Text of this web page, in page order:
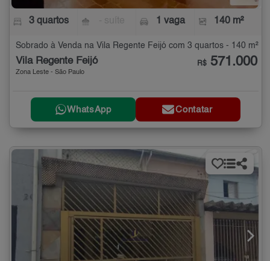
3 quartos 1 vaga 140 m²
Sobrado à Venda na Vila Regente Feijó com 3 quartos - 140 m²
Vila Regente Feijó
Zona Leste - São Paulo
R$ 571.000
WhatsApp Contatar